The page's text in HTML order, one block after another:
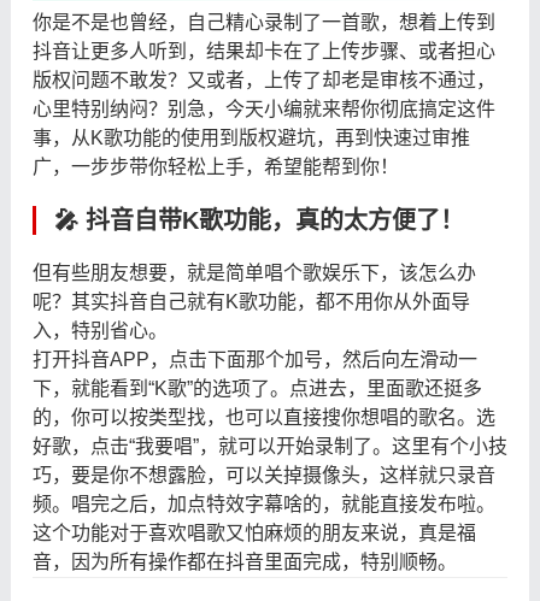
你是不是也曾经，自己精心录制了一首歌，想着上传到
抖音让更多人听到，结果却卡在了上传步骤、或者担心
版权问题不敢发？又或者，上传了却老是审核不通过，
心里特别纳闷？别急，今天小编就来帮你彻底搞定这件
事，从K歌功能的使用到版权避坑，再到快速过审推
广，一步步带你轻松上手，希望能帮到你！
🎤 抖音自带K歌功能，真的太方便了！
但有些朋友想要，就是简单唱个歌娱乐下，该怎么办
呢？其实抖音自己就有K歌功能，都不用你从外面导
入，特别省心。
打开抖音APP，点击下面那个加号，然后向左滑动一
下，就能看到“K歌”的选项了。点进去，里面歌还挺多
的，你可以按类型找，也可以直接搜你想唱的歌名。选
好歌，点击“我要唱”，就可以开始录制了。这里有个小技
巧，要是你不想露脸，可以关掉摄像头，这样就只录音
频。唱完之后，加点特效字幕啥的，就能直接发布啦。
这个功能对于喜欢唱歌又怕麻烦的朋友来说，真是福
音，因为所有操作都在抖音里面完成，特别顺畅。